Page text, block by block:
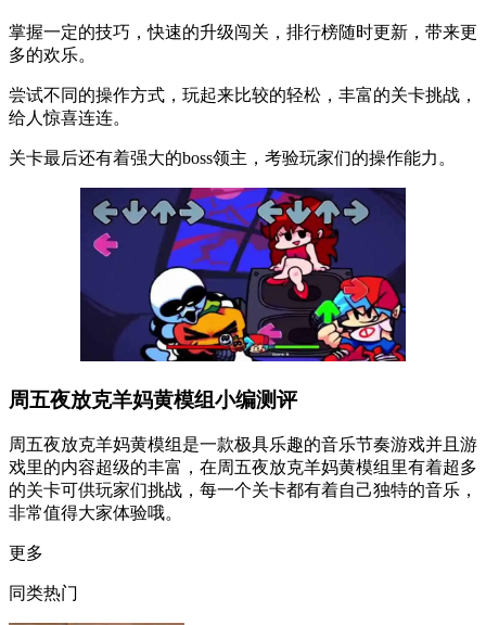
掌握一定的技巧，快速的升级闯关，排行榜随时更新，带来更
多的欢乐。
尝试不同的操作方式，玩起来比较的轻松，丰富的关卡挑战，
给人惊喜连连。
关卡最后还有着强大的boss领主，考验玩家们的操作能力。
周五夜放克羊妈黄模组小编测评
周五夜放克羊妈黄模组是一款极具乐趣的音乐节奏游戏并且游
戏里的内容超级的丰富，在周五夜放克羊妈黄模组里有着超多
的关卡可供玩家们挑战，每一个关卡都有着自己独特的音乐，
非常值得大家体验哦。
更多
同类热门